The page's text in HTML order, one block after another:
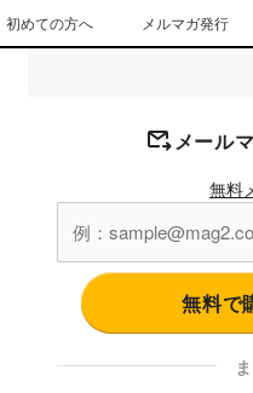
初めての方へ メルマガ発行
メール
無料
無料で